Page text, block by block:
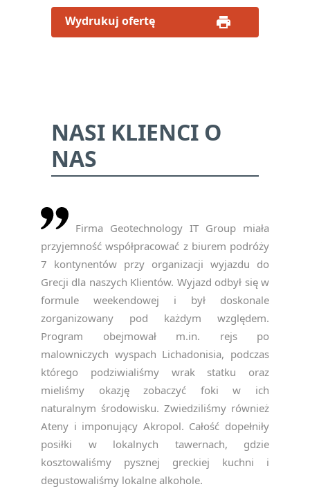
Wydrukuj ofertę
NASI KLIENCI O
NAS
Firma Geotechnology IT Group miała
przyjemność współpracować z biurem podróży
7 kontynentów przy organizacji wyjazdu do
Grecji dla naszych Klientów. Wyjazd odbył się w
formule weekendowej i był doskonale
zorganizowany pod każdym względem.
Program obejmował m.in. rejs po
malowniczych wyspach Lichadonisia, podczas
którego podziwialiśmy wrak statku oraz
mieliśmy okazję zobaczyć foki w ich
naturalnym środowisku. Zwiedziliśmy również
Ateny i imponujący Akropol. Całość dopełniły
posiłki w lokalnych tawernach, gdzie
kosztowaliśmy pysznej greckiej kuchni i
degustowaliśmy lokalne alkohole.